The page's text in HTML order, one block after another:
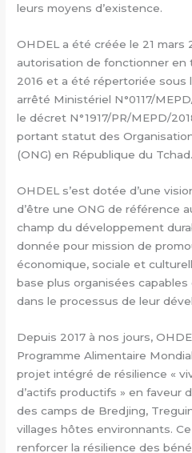
leurs moyens d’existence.
OHDEL a été créée le 21 mars
autorisation de fonctionner en
2016 et a été répertoriée sous
arrêté Ministériel N°0117/
le décret N°1917/PR/MEPD/
portant statut des
(ONG) en République du Tchad.
OHDEL s’est dotée d’une
d’être une ONG de référence
champ du développement
donnée pour mission de
économique, sociale et
base plus organisées
dans le processus de leur
Depuis 2017 à nos jours,
Programme Alimentaire
projet intégré de résilience «
d’actifs productifs » en faveur
des camps de Bredjing,
villages hôtes environnants.
renforcer la résilience des